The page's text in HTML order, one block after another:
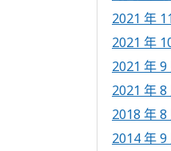
2021 年
2021 年
2021 年 9
2021 年 8
2018 年 8
2014 年 9